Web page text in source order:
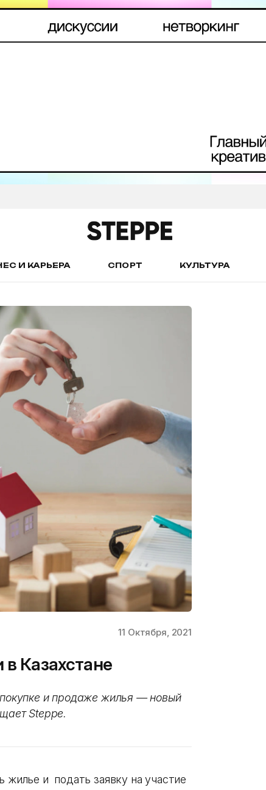
И КАРЬЕРА СПОРТ КУЛЬТУРА
11 Октября, 2021
Казахстане
и продаже жилья — новый
Steppe.
жилье и подать заявку на участие